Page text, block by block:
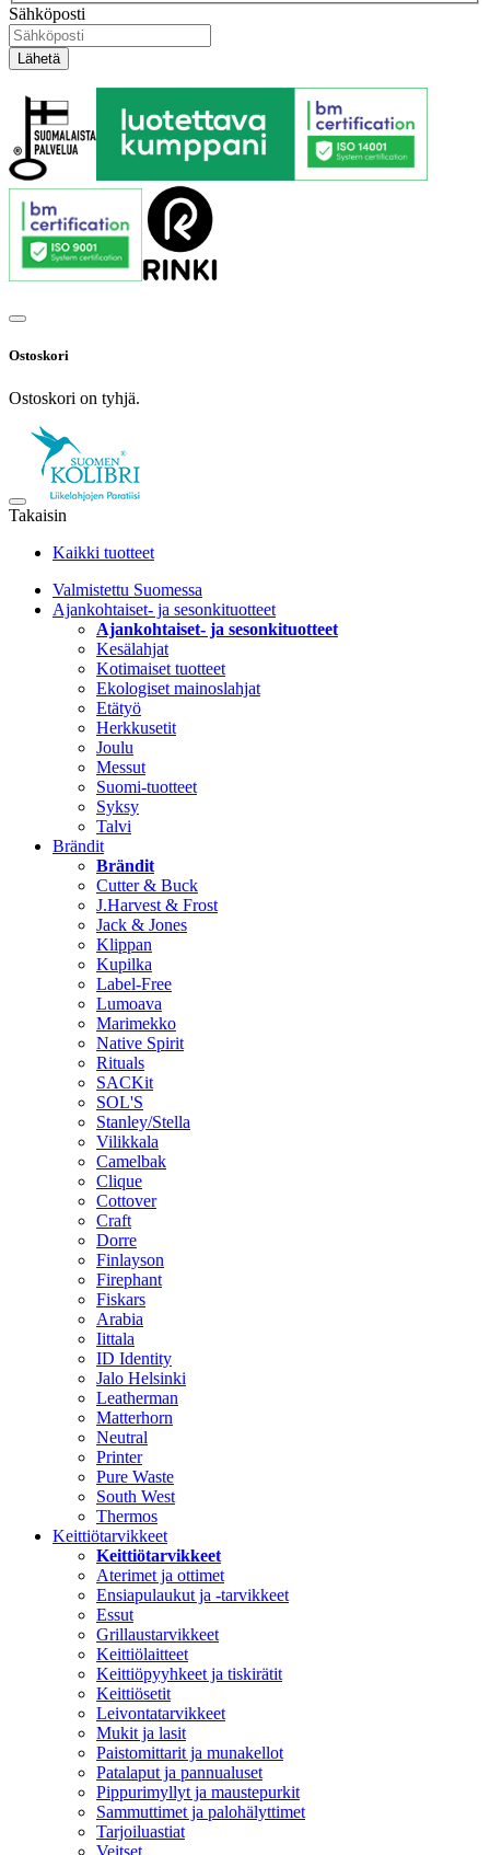
Sähköposti
Ostoskori
Ostoskori on tyhjä.
Takaisin
Kaikki tuotteet
Valmistettu Suomessa
Ajankohtaiset- ja sesonkituotteet
Ajankohtaiset- ja sesonkituotteet
Kesälahjat
Kotimaiset tuotteet
Ekologiset mainoslahjat
Etätyö
Herkkusetit
Joulu
Messut
Suomi-tuotteet
Syksy
Talvi
Brändit
Brändit
Cutter & Buck
J.Harvest & Frost
Jack & Jones
Klippan
Kupilka
Label-Free
Lumoava
Marimekko
Native Spirit
Rituals
SACKit
SOL'S
Stanley/Stella
Vilikkala
Camelbak
Clique
Cottover
Craft
Dorre
Finlayson
Firephant
Fiskars
Arabia
Iittala
ID Identity
Jalo Helsinki
Leatherman
Matterhorn
Neutral
Printer
Pure Waste
South West
Thermos
Keittiötarvikkeet
Keittiötarvikkeet
Aterimet ja ottimet
Ensiapulaukut ja -tarvikkeet
Essut
Grillaustarvikkeet
Keittiölaitteet
Keittiöpyyhkeet ja tiskirätit
Keittiösetit
Leivontatarvikkeet
Mukit ja lasit
Paistomittarit ja munakellot
Patalaput ja pannualuset
Pippurimyllyt ja maustepurkit
Sammuttimet ja palohälyttimet
Tarjoiluastiat
Veitset